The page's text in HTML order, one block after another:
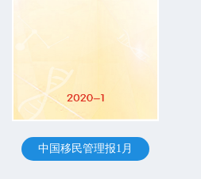
中国移民管理报1月